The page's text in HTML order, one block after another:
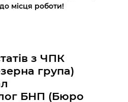
місця роботи!
з ЧПК
група)
БНП (Бюро